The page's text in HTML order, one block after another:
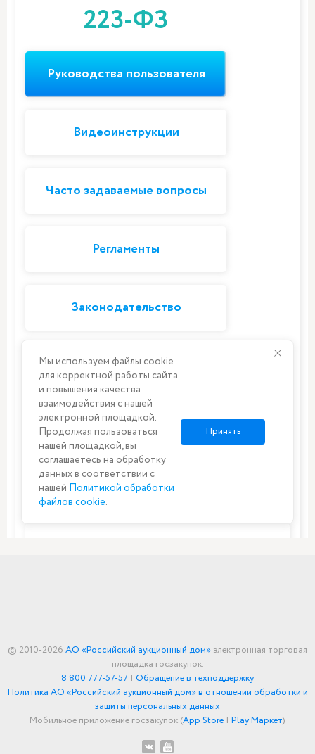
© 2010-2026 АО «Российский аукционный дом» электронная торговая
площадка госзакупок.
8 800 777-57-57 | Обращение в техподдержку
Политика АО «Российский аукционный дом» в отношении обработки и
защиты персональных данных
Мобильное приложение госзакупок (App Store | Play Маркет)